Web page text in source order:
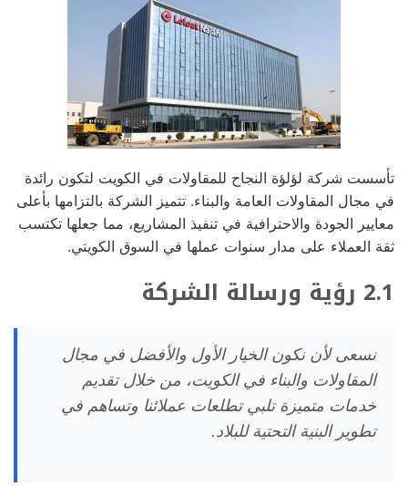
تأسست شركة لؤلؤة النجاح للمقاولات في الكويت لتكون رائدة
في مجال المقاولات العامة والبناء. تتميز الشركة بالتزامها بأعلى
معايير الجودة والاحترافية في تنفيذ المشاريع، مما جعلها تكتسب
ثقة العملاء على مدار سنوات عملها في السوق الكويتي.
2.1 رؤية ورسالة الشركة
نسعى لأن نكون الخيار الأول والأفضل في مجال
المقاولات والبناء في الكويت، من خلال تقديم
خدمات متميزة تلبي تطلعات عملائنا وتساهم في
تطوير البنية التحتية للبلاد.